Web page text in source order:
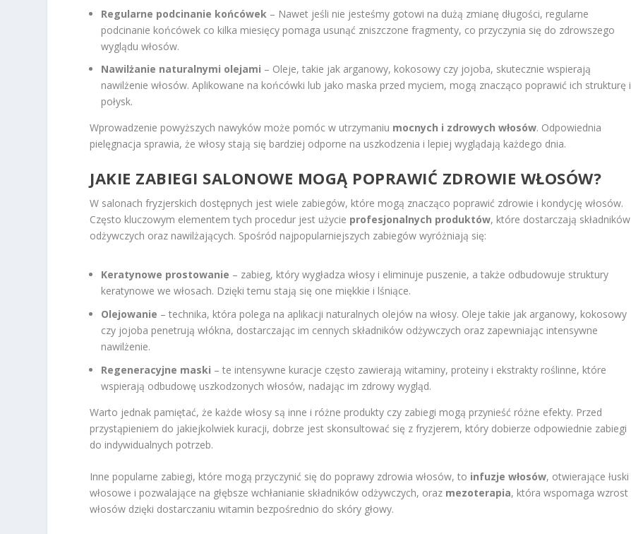
Regularne podcinanie końcówek – Nawet jeśli nie jesteśmy gotowi na dużą zmianę długości, regularne
podcinanie końcówek co kilka miesięcy pomaga usunąć zniszczone fragmenty, co przyczynia się do zdrowszego
wyglądu włosów.
Nawilżanie naturalnymi olejami – Oleje, takie jak arganowy, kokosowy czy jojoba, skutecznie wspierają
nawilżenie włosów. Aplikowane na końcówki lub jako maska przed myciem, mogą znacząco poprawić ich strukturę i
połysk.
Wprowadzenie powyższych nawyków może pomóc w utrzymaniu mocnych i zdrowych włosów. Odpowiednia
pielęgnacja sprawia, że włosy stają się bardziej odporne na uszkodzenia i lepiej wyglądają każdego dnia.
JAKIE ZABIEGI SALONOWE MOGĄ POPRAWIĆ ZDROWIE WŁOSÓW?
W salonach fryzjerskich dostępnych jest wiele zabiegów, które mogą znacząco poprawić zdrowie i kondycję włosów.
Często kluczowym elementem tych procedur jest użycie profesjonalnych produktów, które dostarczają składników
odżywczych oraz nawilżających. Spośród najpopularniejszych zabiegów wyróżniają się:
Keratynowe prostowanie – zabieg, który wygładza włosy i eliminuje puszenie, a także odbudowuje struktury
keratynowe we włosach. Dzięki temu stają się one miękkie i lśniące.
Olejowanie – technika, która polega na aplikacji naturalnych olejów na włosy. Oleje takie jak arganowy, kokosowy
czy jojoba penetrują włókna, dostarczając im cennych składników odżywczych oraz zapewniając intensywne
nawilżenie.
Regeneracyjne maski – te intensywne kuracje często zawierają witaminy, proteiny i ekstrakty roślinne, które
wspierają odbudowę uszkodzonych włosów, nadając im zdrowy wygląd.
Warto jednak pamiętać, że każde włosy są inne i różne produkty czy zabiegi mogą przynieść różne efekty. Przed
przystąpieniem do jakiejkolwiek kuracji, dobrze jest skonsultować się z fryzjerem, który dobierze odpowiednie zabiegi
do indywidualnych potrzeb.
Inne popularne zabiegi, które mogą przyczynić się do poprawy zdrowia włosów, to infuzje włosów, otwierające łuski
włosowe i pozwalające na głębsze wchłanianie składników odżywczych, oraz mezoterapia, która wspomaga wzrost
włosów dzięki dostarczaniu witamin bezpośrednio do skóry głowy.